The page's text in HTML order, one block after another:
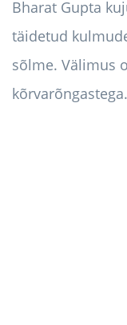
Bharat Gupta
täidetud
sõlme. Välimus
kõrvarõngastega.